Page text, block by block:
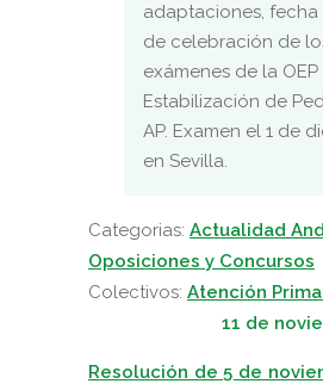
adaptaciones, fecha
de celebración de
exámenes de la
Estabilización de
AP. Examen el 1 de
en Sevilla.
Categorias: Actualidad
Oposiciones y Concursos
Colectivos: Atención
11 de
Resolución de 5 de